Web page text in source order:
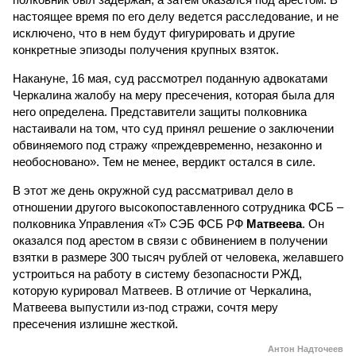
настоящее время по его делу ведется расследование, и не
исключено, что в нем будут фигурировать и другие
конкретные эпизоды получения крупных взяток.
Накануне, 16 мая, суд рассмотрел поданную адвокатами
Черкалина жалобу на меру пресечения, которая была для
него определена. Представители защиты полковника
настаивали на том, что суд принял решение о заключении
обвиняемого под стражу «преждевременно, незаконно и
необосновано». Тем не менее, вердикт остался в силе.
В этот же день окружной суд рассматривал дело в
отношении другого высокопоставленного сотрудника ФСБ –
полковника Управления «Т» СЭБ ФСБ РФ Матвеева. Он
оказался под арестом в связи с обвинением в получении
взятки в размере 300 тысяч рублей от человека, желавшего
устроиться на работу в систему безопасности РЖД,
которую курировал Матвеев. В отличие от Черкалина,
Матвеева выпустили из-под стражи, сочтя меру
пресечения излишне жесткой.
Антон Надточеев